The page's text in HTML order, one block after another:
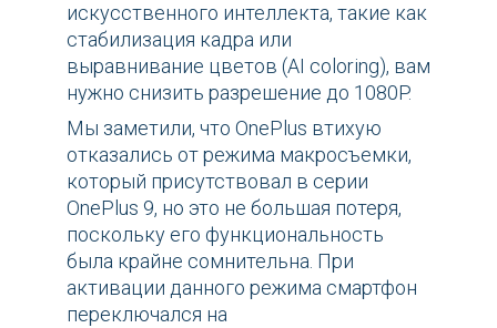
искусственного интеллекта, такие как
стабилизация кадра или
выравнивание цветов (AI coloring), вам
нужно снизить разрешение до 1080P.
Мы заметили, что OnePlus втихую
отказались от режима макросъемки,
который присутствовал в серии
OnePlus 9, но это не большая потеря,
поскольку его функциональность
была крайне сомнительна. При
активации данного режима смартфон
переключался на